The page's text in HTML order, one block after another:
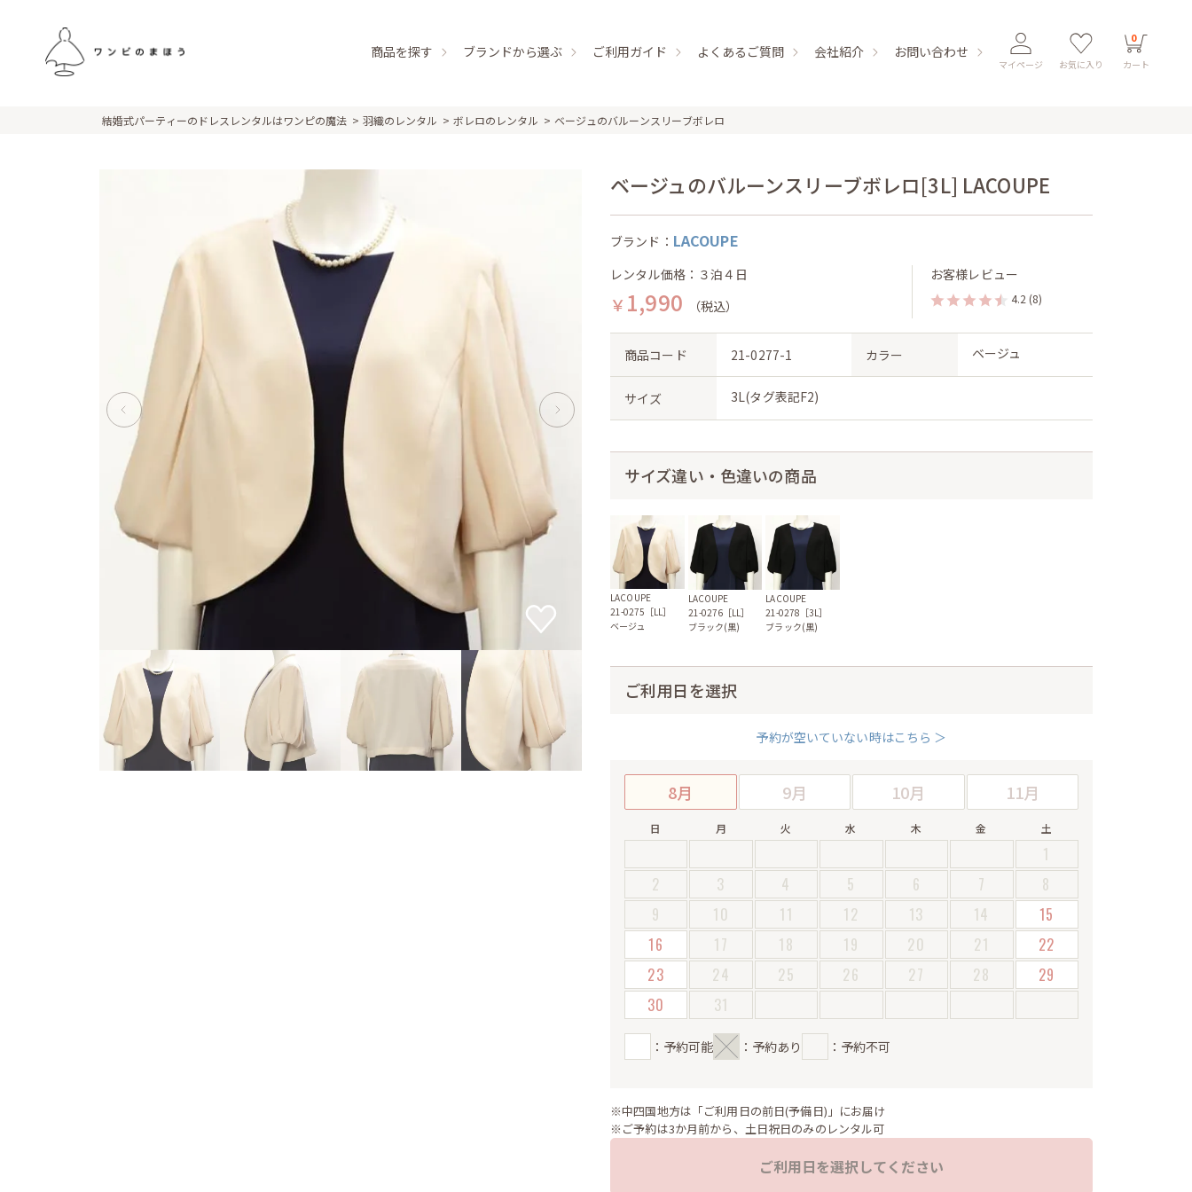
商品を探す ブランドから選ぶ ご利用ガイド よくあるご質問 会社紹介 お問い合わせ
マイページ お気に入り
0
カート
結婚式パーティーのドレスレンタルはワンピの魔法 羽織のレンタル ボレロのレンタル ベージュのバルーンスリーブボレロ
ベージュのバルーンスリーブボレロ[3L] LACOUPE
ブランド： LACOUPE
レンタル価格：３泊４日
￥ 1,990 （税込）
お客様レビュー
4.2 (8)
商品コード 21-0277-1 カラー ベージュ
サイズ 3L(タグ表記F2)
サイズ違い・色違いの商品
LACOUPE
21-0275［LL］
ベージュ
LACOUPE
21-0276［LL］
ブラック(黒)
LACOUPE
21-0278［3L］
ブラック(黒)
ご利用日を選択
予約が空いていない時はこちら ＞
8月 9月 10月 11月
日 月 火 水 木 金 土
1
2
3 4 5 6 7
8
9
10 11 12 13 14
15
16
17 18 19 20 21
22
23
24 25 26 27 28
29
30
31
：予約可能 ：予約あり ：予約不可
※中四国地方は「ご利用日の前日(予備日)」にお届け
※ご予約は3か月前から、土日祝日のみのレンタル可
ご利用日を選択してください